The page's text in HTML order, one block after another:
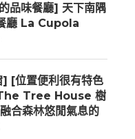
品味餐廳] 天下南隅
廳 La Cupola
] [位置便利很有特色
Tree House 樹
合森林悠閒氣息的